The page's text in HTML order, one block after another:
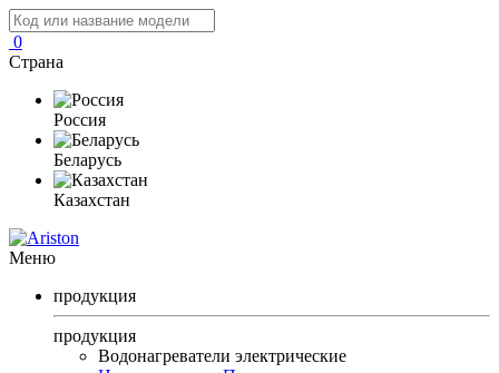
0
Страна
Россия
Беларусь
Казахстан
Меню
продукция
продукция
Водонагреватели электрические